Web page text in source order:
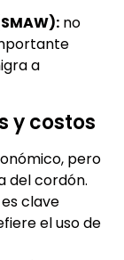
no
a
y costos
pero
del cordón.
clave
el uso de